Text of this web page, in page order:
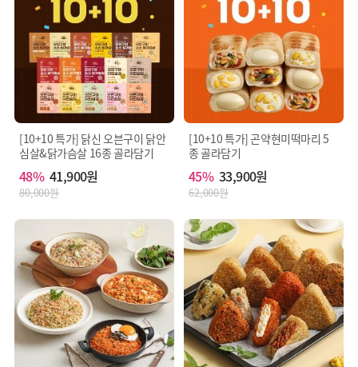
[10+10 특가] 닭신 오븐구이 닭안
심살&닭가슴살 16종 골라담기
48% 41,900원
80,000원
[10+10 특가] 곤약현미떡마리 5
종 골라담기
45% 33,900원
62,000원